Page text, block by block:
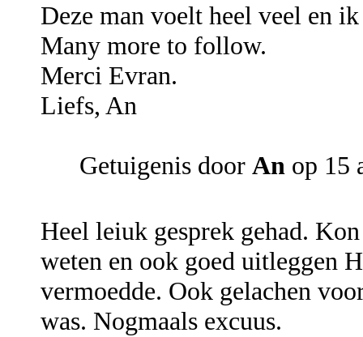
Deze man voelt heel veel en
Many more to follow.
Merci Evran.
Liefs, An
Getuigenis door An op 15
Heel leiuk gesprek gehad.
weten en ook goed uitleggen
vermoedde. Ook gelachen
was. Nogmaals excuus.